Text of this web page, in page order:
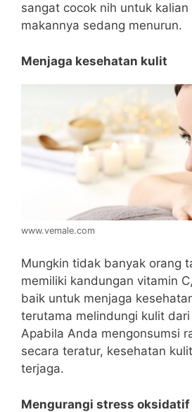
sangat cocok nih untuk
makannya sedang menurun.
Menjaga kesehatan kulit
www.vemale.com
Mungkin tidak banyak orang
memiliki kandungan vitamin
baik untuk menjaga
terutama melindungi kulit dari
Apabila Anda mengonsumsi
secara teratur, kesehatan
terjaga.
Mengurangi stress oksidatif